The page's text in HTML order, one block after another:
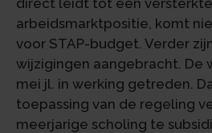
arbeidsmarktpositie, komt
voor STAP-budget. Verder
wijzigingen aangebracht. De
mei jl. in werking getreden.
toepassing van de regeling
meerjarige scholing te